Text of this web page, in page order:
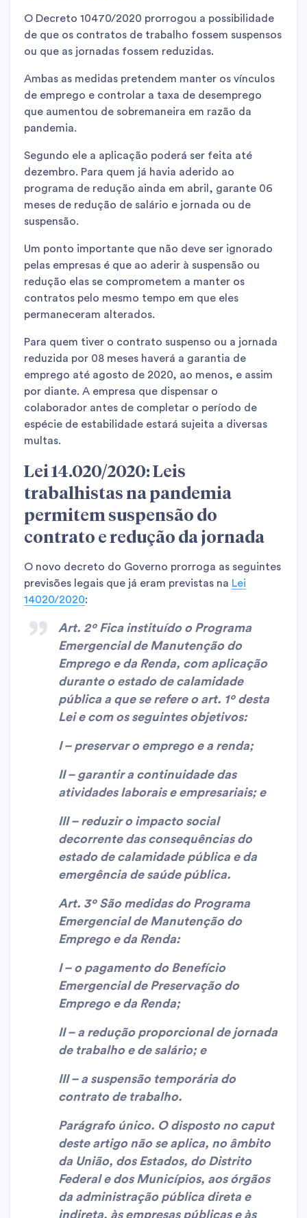
O Decreto 10470/2020 prorrogou a possibilidade
de que os contratos de trabalho fossem suspensos
ou que as jornadas fossem reduzidas.
Ambas as medidas pretendem manter os vínculos
de emprego e controlar a taxa de desemprego
que aumentou de sobremaneira em razão da
pandemia.
Segundo ele a aplicação poderá ser feita até
dezembro. Para quem já havia aderido ao
programa de redução ainda em abril, garante 06
meses de redução de salário e jornada ou de
suspensão.
Um ponto importante que não deve ser ignorado
pelas empresas é que ao aderir à suspensão ou
redução elas se comprometem a manter os
contratos pelo mesmo tempo em que eles
permaneceram alterados.
Para quem tiver o contrato suspenso ou a jornada
reduzida por 08 meses haverá a garantia de
emprego até agosto de 2020, ao menos, e assim
por diante. A empresa que dispensar o
colaborador antes de completar o período de
espécie de estabilidade estará sujeita a diversas
multas.
Lei 14.020/2020: Leis
trabalhistas na pandemia
permitem suspensão do
contrato e redução da jornada
O novo decreto do Governo prorroga as seguintes
previsões legais que já eram previstas na Lei
14020/2020:
Art. 2º Fica instituído o Programa
Emergencial de Manutenção do
Emprego e da Renda, com aplicação
durante o estado de calamidade
pública a que se refere o art. 1º desta
Lei e com os seguintes objetivos:
I – preservar o emprego e a renda;
II – garantir a continuidade das
atividades laborais e empresariais; e
III – reduzir o impacto social
decorrente das consequências do
estado de calamidade pública e da
emergência de saúde pública.
Art. 3º São medidas do Programa
Emergencial de Manutenção do
Emprego e da Renda:
I – o pagamento do Benefício
Emergencial de Preservação do
Emprego e da Renda;
II – a redução proporcional de jornada
de trabalho e de salário; e
III – a suspensão temporária do
contrato de trabalho.
Parágrafo único. O disposto no caput
deste artigo não se aplica, no âmbito
da União, dos Estados, do Distrito
Federal e dos Municípios, aos órgãos
da administração pública direta e
indireta, às empresas públicas e às